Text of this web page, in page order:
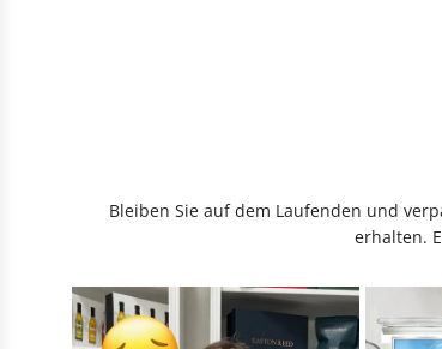
Bleiben Sie auf dem Laufenden und
erhalten.